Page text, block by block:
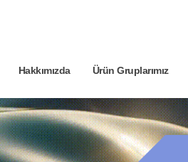
Hakkımızda Ürün Gruplarımız